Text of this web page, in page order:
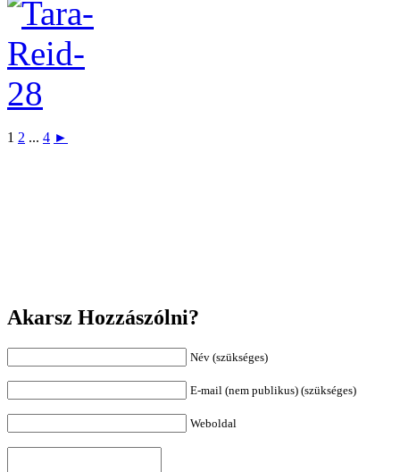
1 2 ... 4 ►
Akarsz Hozzászólni?
Név (szükséges)
E-mail (nem publikus) (szükséges)
Weboldal